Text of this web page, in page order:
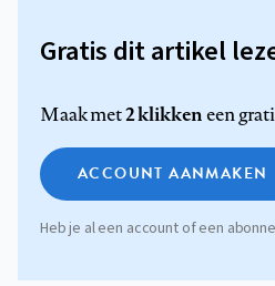
Gratis dit artikel
Maak met2 klikkeneen
ACCOUNT AANMAKEN
Heb je al een account of een